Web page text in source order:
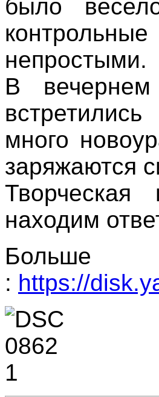
было
непростыми.
В
много
заряжаются
находим
: https://